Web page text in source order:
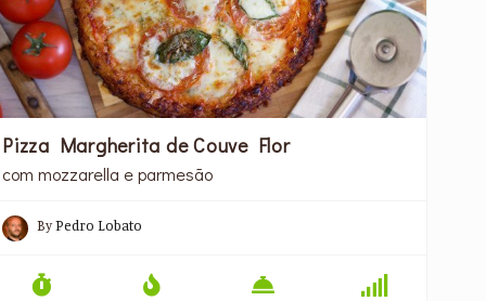
Pizza Margherita de Couve Flor
com mozzarella e parmesão
ByPedro Lobato